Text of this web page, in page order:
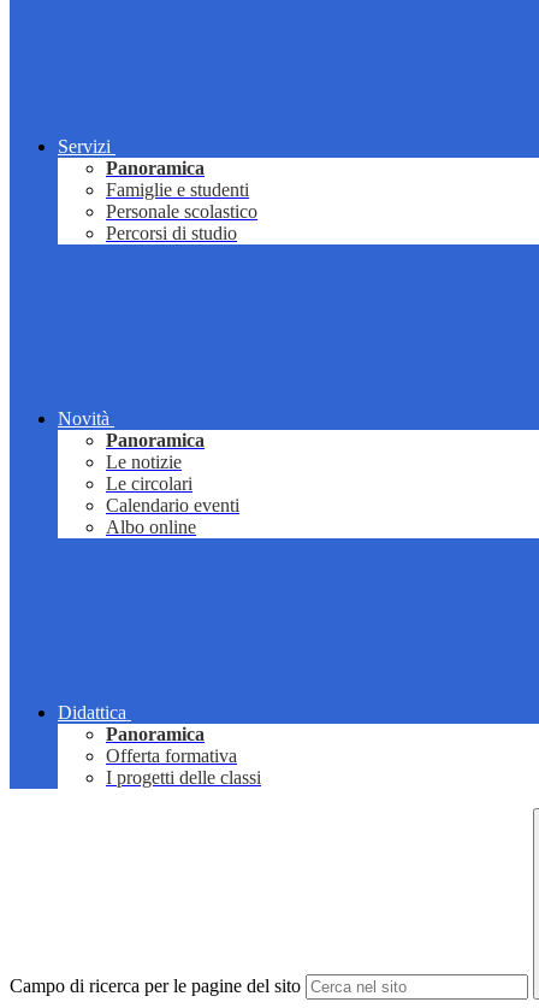
Servizi
Panoramica
Famiglie e studenti
Personale scolastico
Percorsi di studio
Novità
Panoramica
Le notizie
Le circolari
Calendario eventi
Albo online
Didattica
Panoramica
Offerta formativa
I progetti delle classi
Campo di ricerca per le pagine del sito